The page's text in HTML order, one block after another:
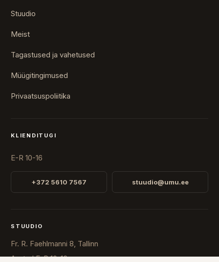
Stuudio
Meist
Tagastused ja vahetused
Müügitingimused
Privaatsuspoliitika
KLIENDITUGI
E-R 10-16
+372 5610 7567 stuudio@umu.ee
STUUDIO
Fr. R. Faehlmanni 8, Tallinn
Avatud E-R 10-16